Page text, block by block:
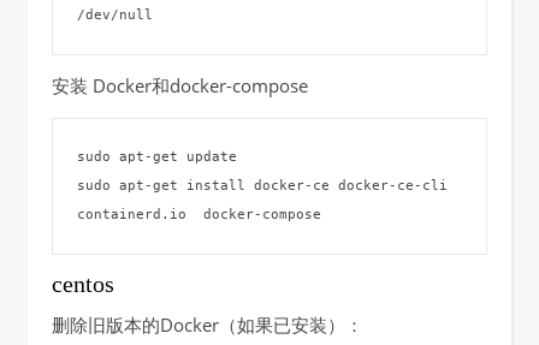
/dev/null
安装 Docker和docker-compose
sudo apt-get update
sudo apt-get install docker-ce docker-ce-cli
containerd.io  docker-compose
centos
删除旧版本的Docker（如果已安装）：